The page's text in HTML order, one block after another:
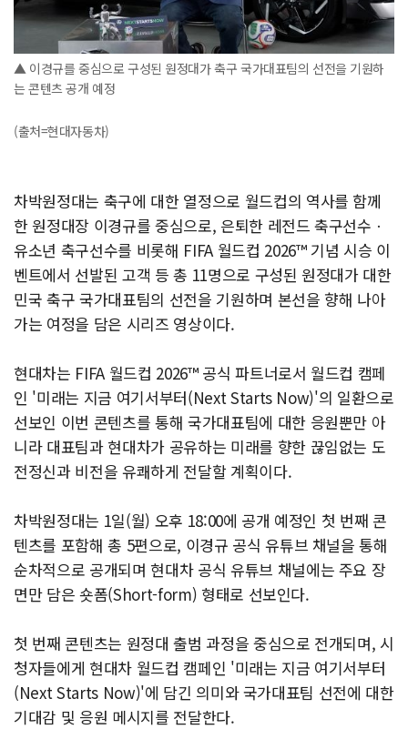
▲ 이경규를 중심으로 구성된 원정대가 축구 국가대표팀의 선전을 기원하
는 콘텐츠 공개 예정
(출처=현대자동차)
차박원정대는 축구에 대한 열정으로 월드컵의 역사를 함께
한 원정대장 이경규를 중심으로, 은퇴한 레전드 축구선수ㆍ
유소년 축구선수를 비롯해 FIFA 월드컵 2026™ 기념 시승 이
벤트에서 선발된 고객 등 총 11명으로 구성된 원정대가 대한
민국 축구 국가대표팀의 선전을 기원하며 본선을 향해 나아
가는 여정을 담은 시리즈 영상이다.
현대차는 FIFA 월드컵 2026™ 공식 파트너로서 월드컵 캠페
인 '미래는 지금 여기서부터(Next Starts Now)'의 일환으로
선보인 이번 콘텐츠를 통해 국가대표팀에 대한 응원뿐만 아
니라 대표팀과 현대차가 공유하는 미래를 향한 끊임없는 도
전정신과 비전을 유쾌하게 전달할 계획이다.
차박원정대는 1일(월) 오후 18:00에 공개 예정인 첫 번째 콘
텐츠를 포함해 총 5편으로, 이경규 공식 유튜브 채널을 통해
순차적으로 공개되며 현대차 공식 유튜브 채널에는 주요 장
면만 담은 숏폼(Short-form) 형태로 선보인다.
첫 번째 콘텐츠는 원정대 출범 과정을 중심으로 전개되며, 시
청자들에게 현대차 월드컵 캠페인 '미래는 지금 여기서부터
(Next Starts Now)'에 담긴 의미와 국가대표팀 선전에 대한
기대감 및 응원 메시지를 전달한다.